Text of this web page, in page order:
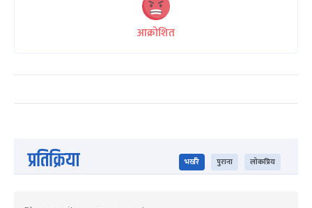
आक्रोशित
प्रतिक्रिया भर्खरै पुराना लोकप्रिय